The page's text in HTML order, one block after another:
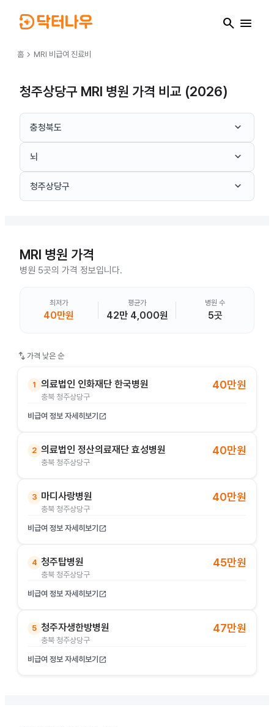
search menu
홈 chevron_right MRI 비급여 진료비
청주상당구 MRI 병원 가격 비교 (2026)
충청북도 keyboard_arrow_down
뇌 keyboard_arrow_down
청주상당구 keyboard_arrow_down
MRI 병원 가격
병원 5곳의 가격 정보입니다.
최저가
40만원
평균가
42만 4,000원
병원 수
5곳
swap_vert 가격 낮은 순
1 의료법인 인화재단 한국병원
충북 청주상당구
40만원
비급여 정보 자세히보기 open_in_new
2 의료법인 정산의료재단 효성병원
충북 청주상당구
40만원
3 마디사랑병원
충북 청주상당구
40만원
비급여 정보 자세히보기 open_in_new
4 청주탑병원
충북 청주상당구
45만원
비급여 정보 자세히보기 open_in_new
5 청주자생한방병원
충북 청주상당구
47만원
비급여 정보 자세히보기 open_in_new